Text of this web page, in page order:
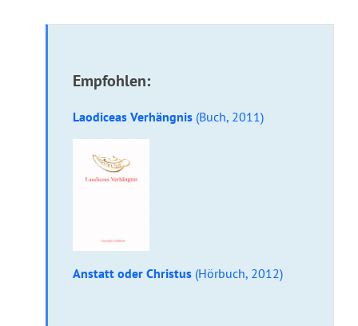
Empfohlen:
Laodiceas Verhängnis (Buch, 2011)
Anstatt oder Christus (Hörbuch, 2012)